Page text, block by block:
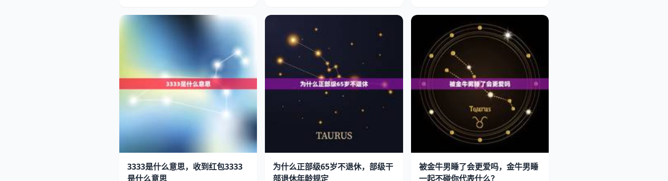
3333是什么意思，收到红包3333
是什么意思
为什么正部级65岁不退休，部级干
部退休年龄规定
被金牛男睡了会更爱吗，金牛男睡
一起不碰你代表什么？